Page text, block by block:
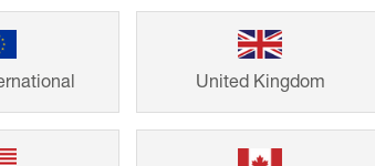
profilé
a
«
dans
cas de
United Kingdom